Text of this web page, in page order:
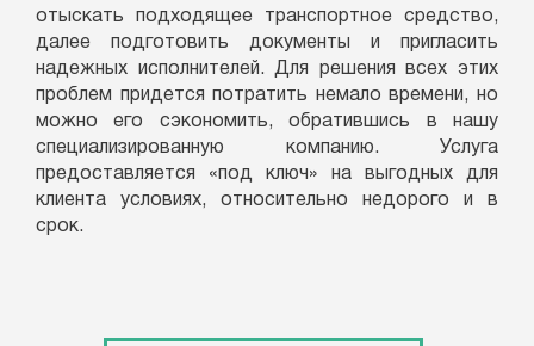
отыскать подходящее транспортное средство,
далее подготовить документы и пригласить
надежных исполнителей. Для решения всех этих
проблем придется потратить немало времени, но
можно его сэкономить, обратившись в нашу
специализированную компанию. Услуга
предоставляется «под ключ» на выгодных для
клиента условиях, относительно недорого и в
срок.